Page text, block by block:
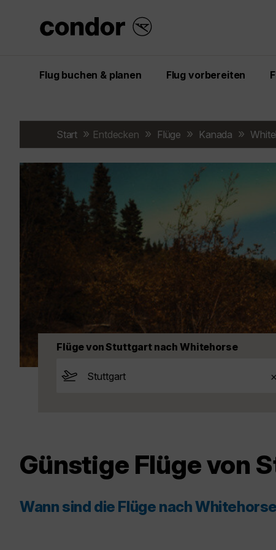
Flug buchen & planen Flug vorbereiten
Start Entdecken Flüge Kanada
Flüge von Stuttgart nach Whitehorse
Günstige Flüge von
Wann sind die Flüge nach